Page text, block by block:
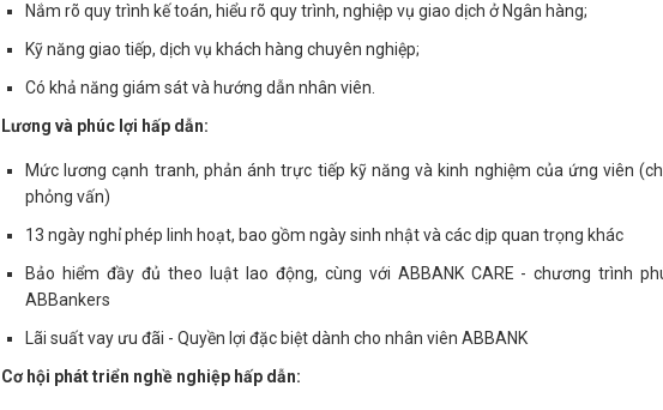
Nắm rõ quy trình kế toán, hiểu rõ quy trình, nghiệp vụ giao dịch ở Ngân hàng;
Kỹ năng giao tiếp, dịch vụ khách hàng chuyên nghiệp;
Có khả năng giám sát và hướng dẫn nhân viên.
Lương và phúc lợi hấp dẫn:
Mức lương cạnh tranh, phản ánh trực tiếp kỹ năng và kinh nghiệm của ứng viên
phỏng vấn)
13 ngày nghỉ phép linh hoạt, bao gồm ngày sinh nhật và các dịp quan trọng khác
Bảo hiểm đầy đủ theo luật lao động, cùng với ABBANK CARE - chương trình
ABBankers
Lãi suất vay ưu đãi - Quyền lợi đặc biệt dành cho nhân viên ABBANK
Cơ hội phát triển nghề nghiệp hấp dẫn: